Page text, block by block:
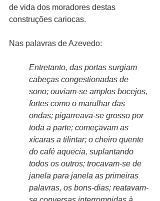
de vida dos moradores destas
construções cariocas.
Nas palavras de Azevedo:
Entretanto, das portas surgiam
cabeças congestionadas de
sono; ouviam-se amplos bocejos,
fortes como o marulhar das
ondas; pigarreava-se grosso por
toda a parte; começavam as
xícaras a tilintar; o cheiro quente
do café aquecia, suplantando
todos os outros; trocavam-se de
janela para janela as primeiras
palavras, os bons-dias; reatavam-